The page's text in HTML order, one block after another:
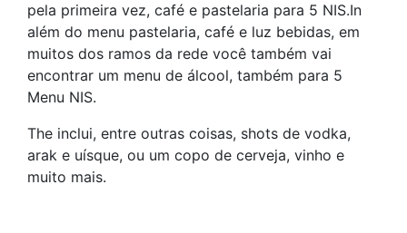
pela primeira vez, café e pastelaria para 5 NIS.In
além do menu pastelaria, café e luz bebidas, em
muitos dos ramos da rede você também vai
encontrar um menu de álcool, também para 5
Menu NIS.
The inclui, entre outras coisas, shots de vodka,
arak e uísque, ou um copo de cerveja, vinho e
muito mais.